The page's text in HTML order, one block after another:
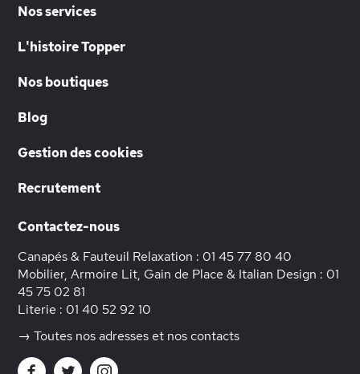
Nos services
L'histoire Topper
Nos boutiques
Blog
Gestion des cookies
Recrutement
Contactez-nous
Canapés & Fauteuil Relaxation : 01 45 77 80 40
Mobilier, Armoire Lit, Gain de Place & Italian Design : 01
45 75 02 81
Literie : 01 40 52 92 10
→ Toutes nos adresses et nos contacts